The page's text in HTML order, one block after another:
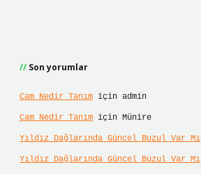
Son yorumlar
Cam Nedir Tanım için admin
Cam Nedir Tanım için Münire
Yıldız Dağlarında Güncel Buzul Var Mı
Yıldız Dağlarında Güncel Buzul Var Mı